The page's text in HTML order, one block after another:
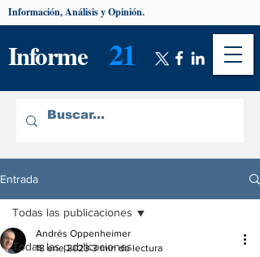
Informe 21
Información, Análisis y Opinión.
Entrada
Todas las publicaciones
Todas las publicaciones
Andrés Oppenheimer
18 ene 2023 3 min de lectura